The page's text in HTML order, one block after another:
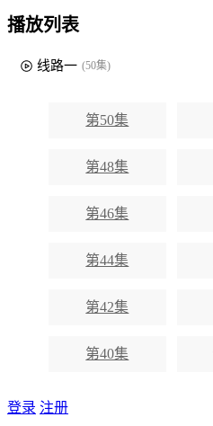
播放列表
线路一 (50集)
第50集
第48集
第46集
第44集
第42集
第40集
登录 注册